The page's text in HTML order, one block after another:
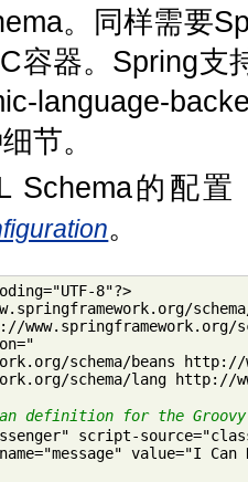
。同样需要
容器。Spring支
language-
节。
Schema的配
。
8"?>
www.springframework.org/
schema/beans http://
schema/lang http://
definition for the
script-
value="I Can